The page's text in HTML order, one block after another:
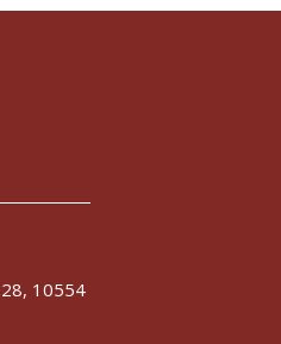
28, 10554